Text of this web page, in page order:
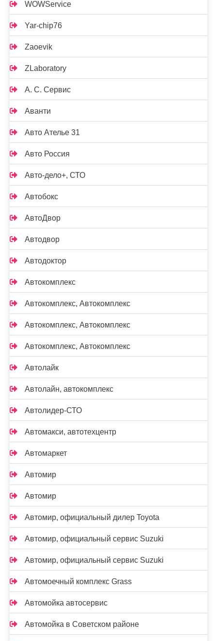
WOWService
Yar-chip76
Zaoevik
ZLaboratory
А. С. Сервис
Аванти
Авто Ателье 31
Авто Россия
Авто-дело+, СТО
Автобокс
АвтоДвор
Автодвор
Автодоктор
Автокомплекс
Автокомплекс, Автокомплекс
Автокомплекс, Автокомплекс
Автокомплекс, Автокомплекс
Автолайк
Автолайн, автокомплекс
Автолидер-СТО
Автомакси, автотехцентр
Автомаркет
Автомир
Автомир
Автомир, официальный дилер Toyota
Автомир, официальный сервис Suzuki
Автомир, официальный сервис Suzuki
Автомоечный комплекс Grass
Автомойка автосервис
Автомойка в Советском районе